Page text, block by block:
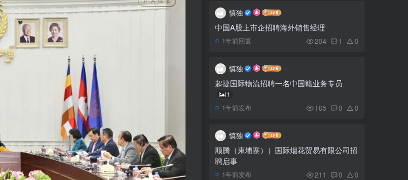
府与数字技术博览会
地产商就文化遗产保护和
4
柬埔寨300万学生将开始
新学年，幼儿园重新开放
将面临多监禁
景下工厂企业运营标准措施
慎独
中国A股上市企招聘海外销售经理
1年前回复 204 1 0
慎独
超捷国际物流招聘一名中国籍业务专员
1
1年前发布 165 0 0
慎独
顺腾（柬埔寨））国际烟花贸易有限公司招
聘启事
1年前发布 211 0 0